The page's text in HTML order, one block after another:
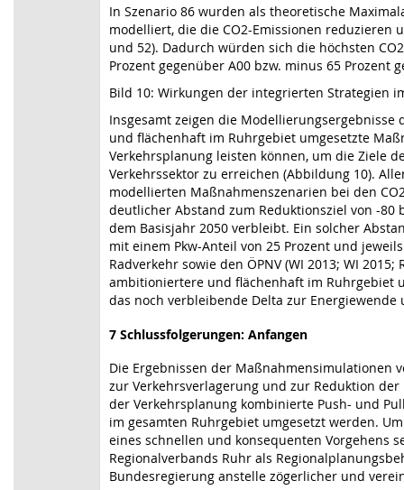
In Szenario 86 wurden als theoretische
modelliert, die die CO2-Emissionen reduzieren
und 52). Dadurch würden sich die höchsten
Prozent gegenüber A00 bzw. minus 65 Prozent
Bild 10: Wirkungen der integrierten Strategien
Insgesamt zeigen die
und flächenhaft im Ruhrgebiet umgesetzte
Verkehrsplanung leisten können, um die Ziele
Verkehrssektor zu erreichen (Abbildung 10).
modellierten Maßnahmenszenarien bei den
deutlicher Abstand zum Reduktionsziel von -80
dem Basisjahr 2050 verbleibt. Ein solcher
mit einem Pkw-Anteil von 25 Prozent und
Radverkehr sowie den ÖPNV (WI 2013; WI
ambitioniertere und flächenhaft im Ruhrgebiet
das noch verbleibende Delta zur
7 Schlussfolgerungen: Anfangen
Die Ergebnissen der Maßnahmensimulationen
zur Verkehrsverlagerung und zur Reduktion
der Verkehrsplanung kombinierte Push- und
im gesamten Ruhrgebiet umgesetzt werden.
eines schnellen und konsequenten Vorgehens
Regionalverbands Ruhr als
Bundesregierung anstelle zögerlicher und